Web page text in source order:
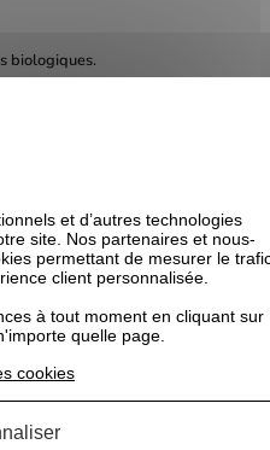
biologiques.
manière biologique et éco
pressés à froid, distillés ou
sans sulfate, sans silicone,
MEA, sans TEA, sans MIA,
et d’autres technologies
site. Nos partenaires et nous-
permettant de mesurer le
client personnalisée.
à tout moment en cliquant sur
quelle page.
cookies